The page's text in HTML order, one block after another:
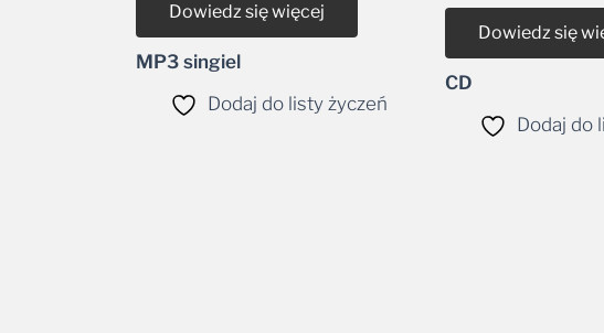
Dowiedz się więcej
MP3 singiel
Dodaj do listy życzeń
Dowiedz się
CD
Dodaj do